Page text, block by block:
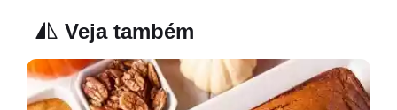
Veja também